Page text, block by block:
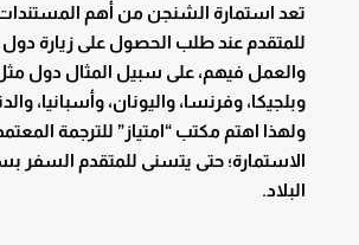
تعد استمارة الشنجن من أهم المستندات
للمتقدم عند طلب الحصول على زيارة دول
والعمل فيهم، على سبيل المثال دول مثل
وبلجيكا، وفرنسا، واليونان، وأسبانيا،
ولهذا اهتم مكتب “امتياز” للترجمة
الاستمارة؛ حتى يتسنى للمتقدم السفر
البلاد.